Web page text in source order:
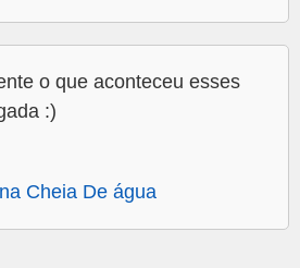
o que aconteceu esses
:)
Cheia De água